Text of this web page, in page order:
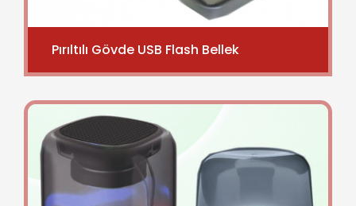
Pırıltılı Gövde USB Flash Bellek